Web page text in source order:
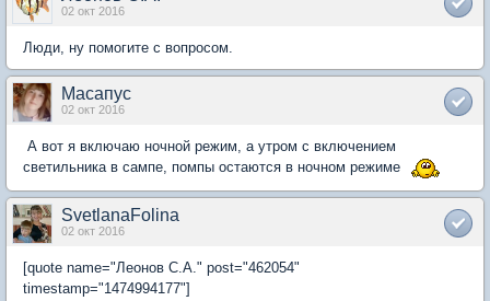
02 окт 2016
Люди, ну помогите с вопросом.
Масапус
02 окт 2016
А вот я включаю ночной режим, а утром с включением
светильника в сампе, помпы остаются в ночном режиме
SvetlanaFolina
02 окт 2016
[quote name="Леонов С.А." post="462054"
timestamp="1474994177"]